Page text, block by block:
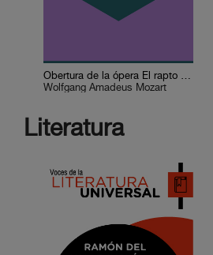
Obertura de la ópera El rapto en el serrallo
Wolfgang Amadeus Mozart
Literatura